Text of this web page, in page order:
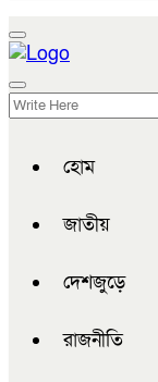
হোম
জাতীয়
দেশজুড়ে
রাজনীতি